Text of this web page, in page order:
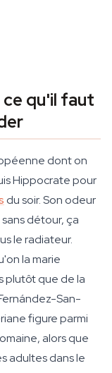
qu'il faut
dont on
Hippocrate pour
du soir. Son odeur
détour, ça
le radiateur.
la marie
plutôt que de la
San-
figure parmi
alors que
adultes dans le